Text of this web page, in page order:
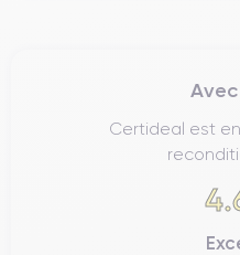
Avec
Certideal est